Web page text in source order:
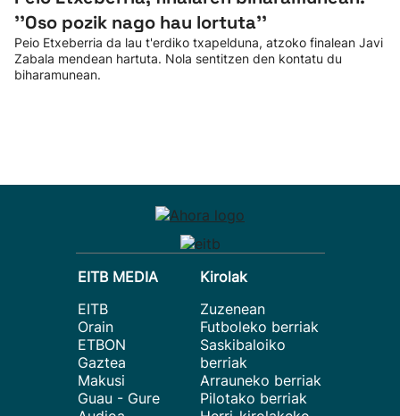
''Oso pozik nago hau lortuta''
Peio Etxeberria da lau t'erdiko txapelduna, atzoko finalean Javi
Zabala mendean hartuta. Nola sentitzen den kontatu du
biharamunean.
EITB MEDIA
EITB
Orain
ETBON
Gaztea
Makusi
Guau - Gure
Kirolak
Zuzenean
Futboleko berriak
Saskibaloiko
berriak
Arrauneko berriak
Pilotako berriak